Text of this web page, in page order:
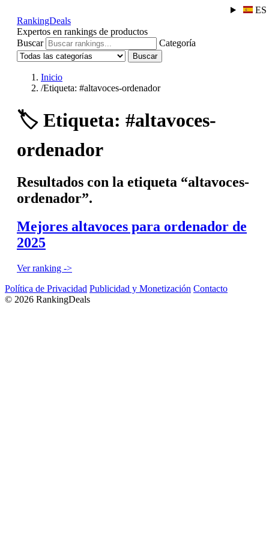
ES
RankingDeals
Expertos en rankings de productos
Buscar
Categoría
Buscar
Inicio
/Etiqueta: #altavoces-ordenador
🏷️ Etiqueta: #altavoces-
ordenador
Resultados con la etiqueta “altavoces-
ordenador”.
Mejores altavoces para ordenador de
2025
Ver ranking ->
Política de Privacidad Publicidad y Monetización Contacto
© 2026 RankingDeals